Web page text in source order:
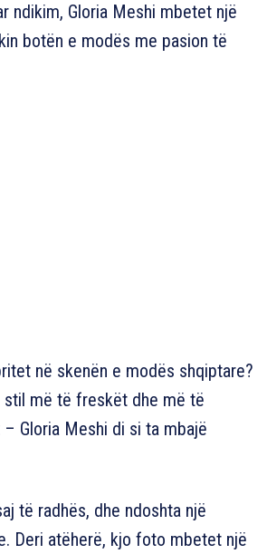
ndikim, Gloria Meshi mbetet një
botën e modës me pasion të
në skenën e modës shqiptare?
stil më të freskët dhe më të
Gloria Meshi di si ta mbajë
të radhës, dhe ndoshta një
Deri atëherë, kjo foto mbetet një